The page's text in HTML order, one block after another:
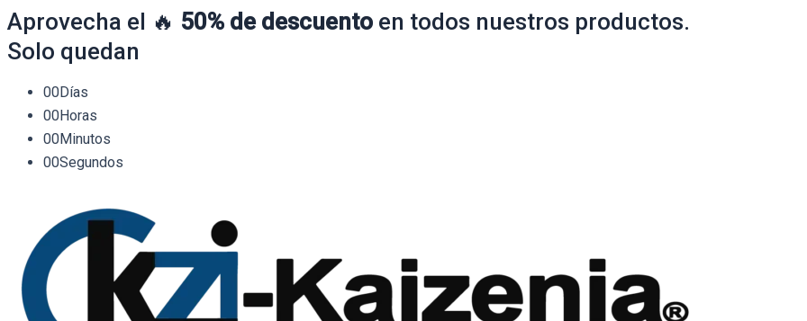
Aprovecha el 🔥 50% de descuento en todos nuestros productos.
Solo quedan
00Días
00Horas
00Minutos
00Segundos